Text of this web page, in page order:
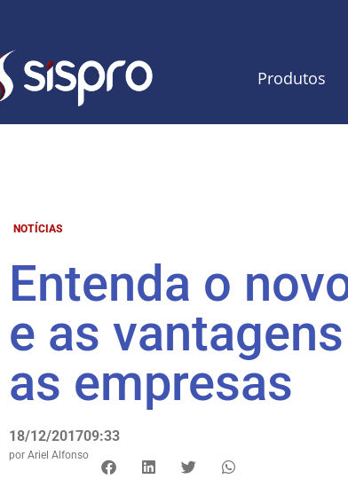
Produtos
NOTÍCIAS
Entenda o
e as
as empresas
18/12/201709:33
por Ariel Alfonso